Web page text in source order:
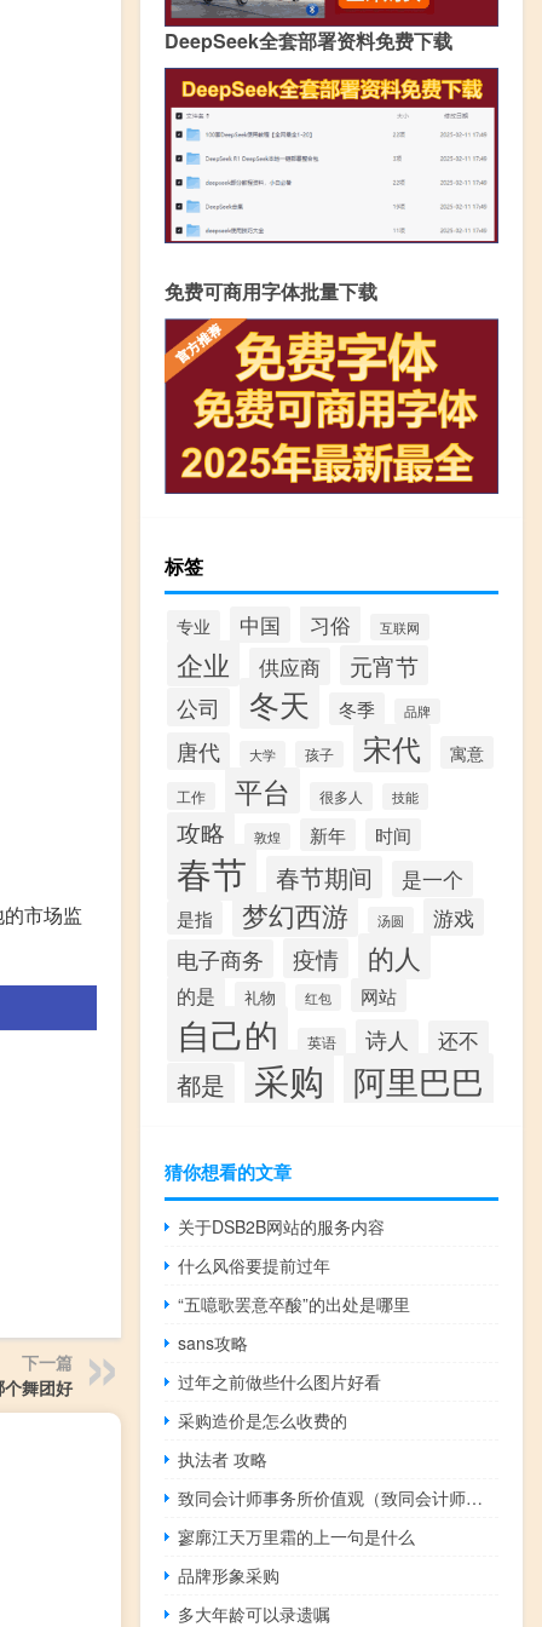
市场监
下一篇
舞团好
DeepSeek全套部署资料免费下载
免费可商用字体批量下载
标签
专业 中国 习俗 互联网
企业 供应商 元宵节
公司 冬天 冬季 品牌
唐代 大学 孩子 宋代 寓意
工作 平台 很多人 技能
攻略 敦煌 新年 时间
春节 春节期间 是一个
是指 梦幻西游 汤圆 游戏
电子商务 疫情 的人
的是 礼物 红包 网站
自己的 英语 诗人 还不
都是 采购 阿里巴巴
猜你想看的文章
关于DSB2B网站的服务内容
什么风俗要提前过年
“五噫歌罢意卒酸”的出处是哪里
sans攻略
过年之前做些什么图片好看
采购造价是怎么收费的
执法者 攻略
致同会计师事务所价值观（致同会计师事务所待遇）
寥廓江天万里霜的上一句是什么
品牌形象采购
多大年龄可以录遗嘱